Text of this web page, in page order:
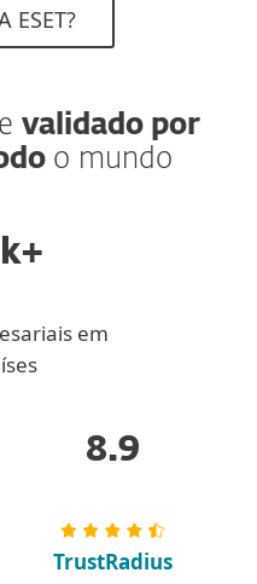
ESET?
validado por
o mundo
em
8.9
TrustRadius